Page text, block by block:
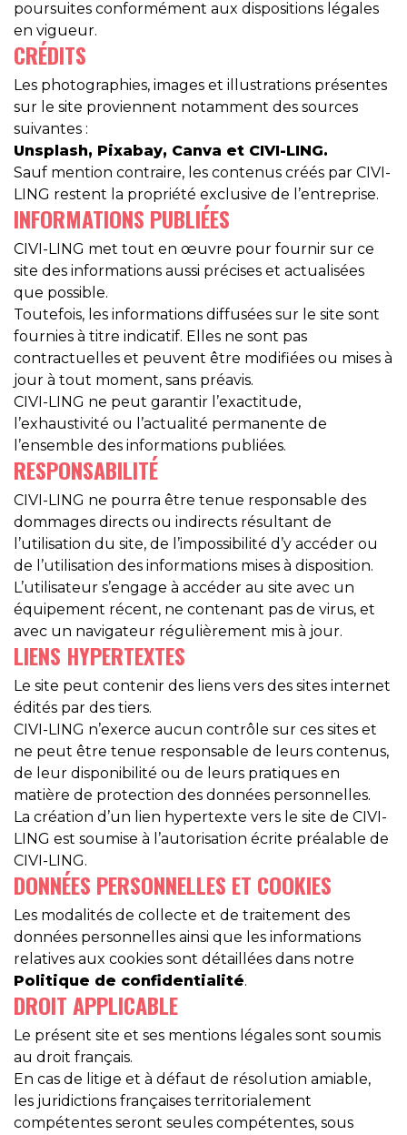
poursuites conformément aux dispositions légales
en vigueur.
CRÉDITS
Les photographies, images et illustrations présentes
sur le site proviennent notamment des sources
suivantes :
Unsplash, Pixabay, Canva et CIVI-LING.
Sauf mention contraire, les contenus créés par CIVI-
LING restent la propriété exclusive de l’entreprise.
INFORMATIONS PUBLIÉES
CIVI-LING met tout en œuvre pour fournir sur ce
site des informations aussi précises et actualisées
que possible.
Toutefois, les informations diffusées sur le site sont
fournies à titre indicatif. Elles ne sont pas
contractuelles et peuvent être modifiées ou mises à
jour à tout moment, sans préavis.
CIVI-LING ne peut garantir l’exactitude,
l’exhaustivité ou l’actualité permanente de
l’ensemble des informations publiées.
RESPONSABILITÉ
CIVI-LING ne pourra être tenue responsable des
dommages directs ou indirects résultant de
l’utilisation du site, de l’impossibilité d’y accéder ou
de l’utilisation des informations mises à disposition.
L’utilisateur s’engage à accéder au site avec un
équipement récent, ne contenant pas de virus, et
avec un navigateur régulièrement mis à jour.
LIENS HYPERTEXTES
Le site peut contenir des liens vers des sites internet
édités par des tiers.
CIVI-LING n’exerce aucun contrôle sur ces sites et
ne peut être tenue responsable de leurs contenus,
de leur disponibilité ou de leurs pratiques en
matière de protection des données personnelles.
La création d’un lien hypertexte vers le site de CIVI-
LING est soumise à l’autorisation écrite préalable de
CIVI-LING.
DONNÉES PERSONNELLES ET COOKIES
Les modalités de collecte et de traitement des
données personnelles ainsi que les informations
relatives aux cookies sont détaillées dans notre
Politique de confidentialité.
DROIT APPLICABLE
Le présent site et ses mentions légales sont soumis
au droit français.
En cas de litige et à défaut de résolution amiable,
les juridictions françaises territorialement
compétentes seront seules compétentes, sous